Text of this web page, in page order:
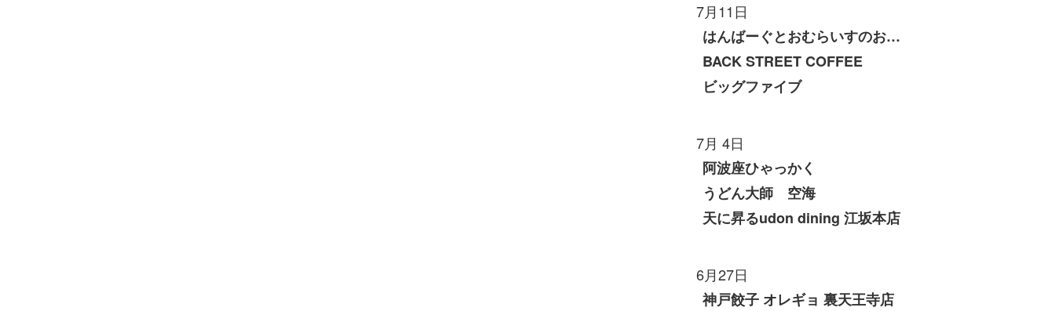
7月11日
はんばーぐとおむらいすのお店 いくら
BACK STREET COFFEE
ビッグファイブ
7月 4日
阿波座ひゃっかく
うどん大師 空海
天に昇るudon dining 江坂本店
6月27日
神戸餃子 オレギョ 裏天王寺店